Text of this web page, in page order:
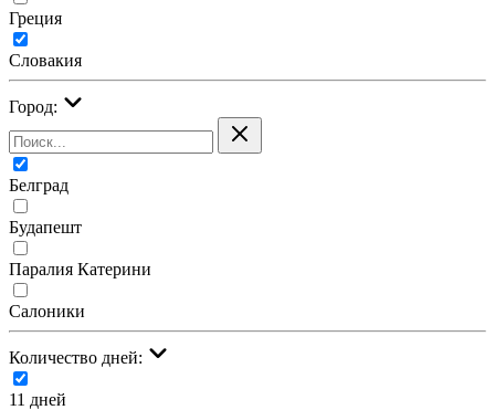
Греция
Словакия
Город:
Белград
Будапешт
Паралия Катерини
Салоники
Количество дней:
11 дней